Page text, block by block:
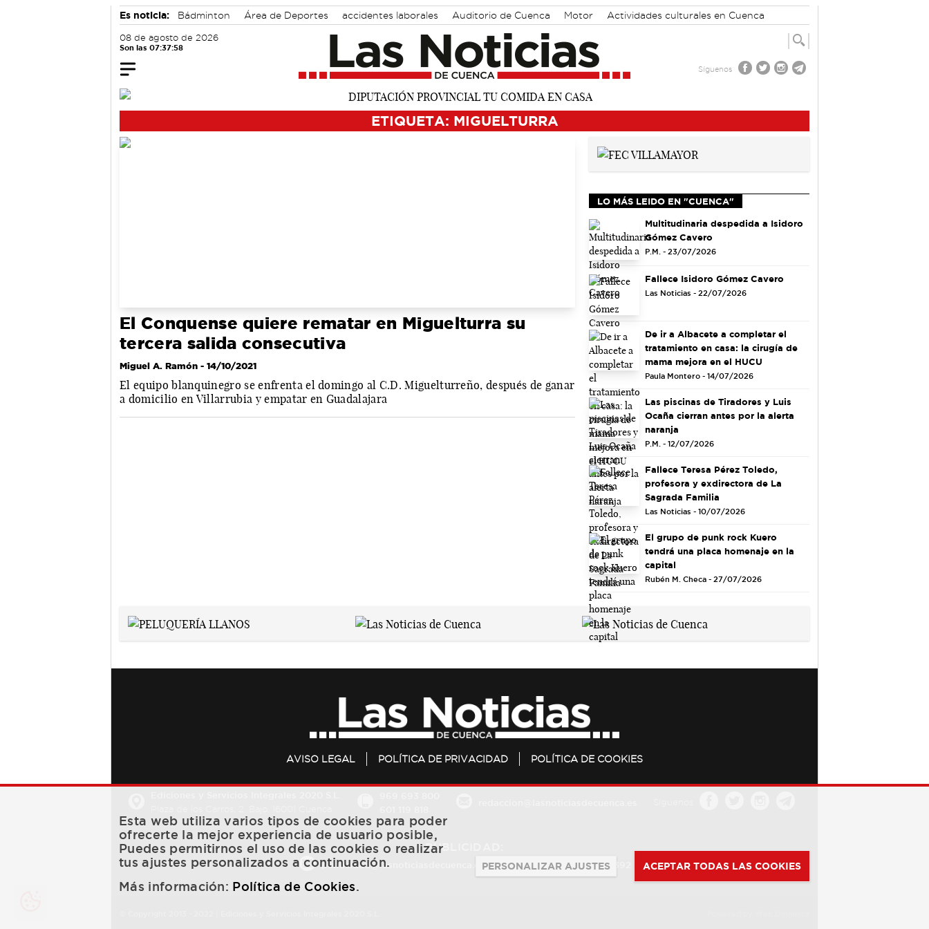
Es noticia: Bádminton Área de Deportes accidentes laborales Auditorio de Cuenca Motor
Actividades culturales en Cuenca
08 de agosto de 2026
Son las 07:37:58
Síguenos
ETIQUETA: MIGUELTURRA
El Conquense quiere rematar en Miguelturra su
tercera salida consecutiva
Miguel A. Ramón - 14/10/2021
El equipo blanquinegro se enfrenta el domingo al C.D. Miguelturreño, después de ganar
a domicilio en Villarrubia y empatar en Guadalajara
LO MÁS LEIDO EN "CUENCA"
Multitudinaria despedida a Isidoro
Gómez Cavero
P.M. - 23/07/2026
Fallece Isidoro Gómez Cavero
Las Noticias - 22/07/2026
De ir a Albacete a completar el
tratamiento en casa: la cirugía de
mama mejora en el HUCU
Paula Montero - 14/07/2026
Las piscinas de Tiradores y Luis
Ocaña cierran antes por la alerta
naranja
P.M. - 12/07/2026
Fallece Teresa Pérez Toledo,
profesora y exdirectora de La
Sagrada Familia
Las Noticias - 10/07/2026
El grupo de punk rock Kuero
tendrá una placa homenaje en la
capital
Rubén M. Checa - 27/07/2026
AVISO LEGAL POLÍTICA DE PRIVACIDAD POLÍTICA DE COOKIES
PUBLICIDAD:
publicidad@lasnoticiasdecuenca.es 684 126 573 / 670 726 392
Esta web utiliza varios tipos de cookies para poder
ofrecerte la mejor experiencia de usuario posible,
Puedes permitirnos el uso de las cookies o realizar
tus ajustes personalizados a continuación.
Más información: Política de Cookies.
PERSONALIZAR AJUSTES ACEPTAR TODAS LAS COOKIES